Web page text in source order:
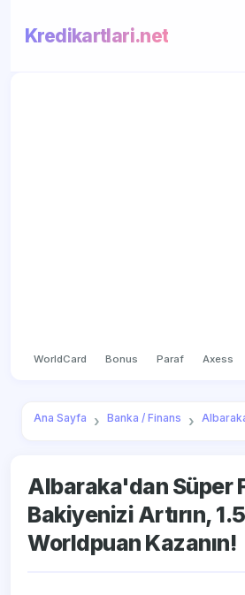
Kredikartlari.net
WorldCard Bonus Paraf Axess
Ana Sayfa Banka / Finans
Albaraka'dan Süper
Bakiyenizi Artırın,
Worldpuan Kazanın!